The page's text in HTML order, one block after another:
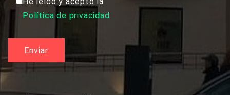
Política de privacidad.